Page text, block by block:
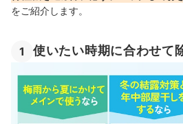
をご紹介します。
1 使いたい時期に合わせて